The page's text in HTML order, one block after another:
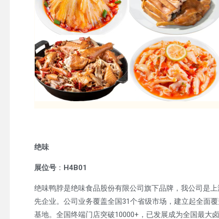
绝味
展位号 ： H4B01
绝味鸭脖是绝味食品股份有限公司旗下品牌，我公司是
先企业。公司业务覆盖全国31个省级市场，建立起全面
基地。全国终端门店突破10000+，已发展成为全国最大